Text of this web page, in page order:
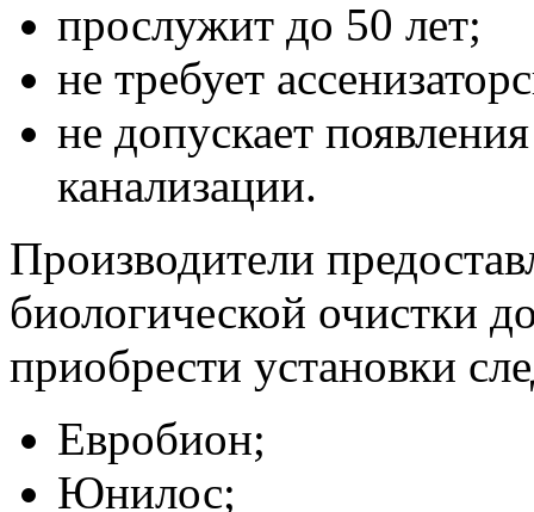
прослужит до 50 лет;
не требует
не допускает
канализации.
Производители
биологической очистки
приобрести установки
Евробион;
Юнилос;